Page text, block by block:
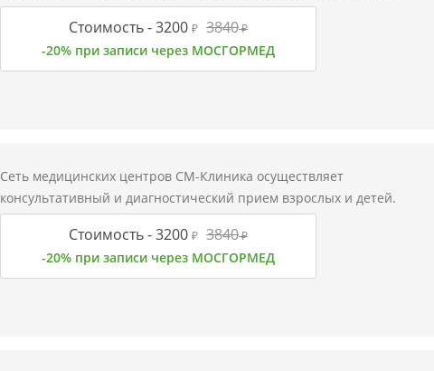
Стоимость -3200 ₽ 3840₽
-20% при записи через МОСГОРМЕД
Сеть медицинских центров СМ-Клиника осуществляет
консультативный и диагностический прием взрослых и детей.
Стоимость -3200 ₽ 3840₽
-20% при записи через МОСГОРМЕД